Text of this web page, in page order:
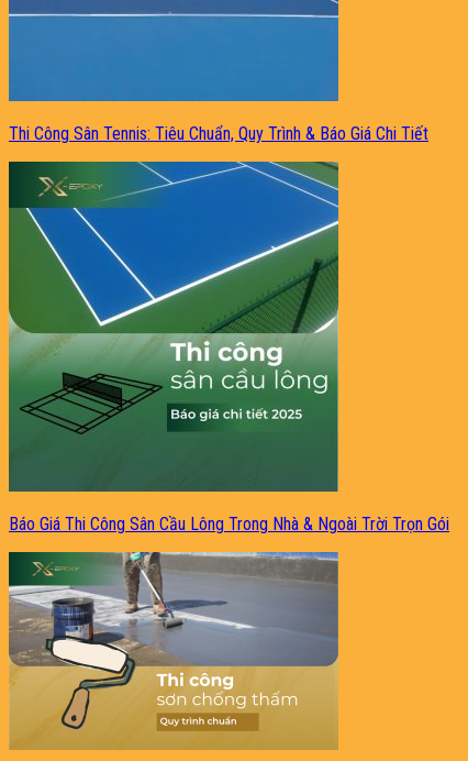
Thi Công Sân Tennis: Tiêu Chuẩn, Quy Trình & Báo Giá Chi Tiết
Báo Giá Thi Công Sân Cầu Lông Trong Nhà & Ngoài Trời Trọn Gói